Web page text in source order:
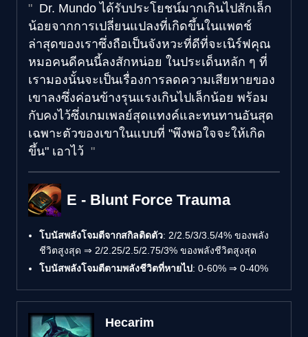
Dr. Mundo ได้รับประโยชน์มากเกินไปสักเล็ก
น้อยจากการเปลี่ยนแปลงที่เกิดขึ้นในแพตช์
ล่าสุดของเราซึ่งถือเป็นจังหวะที่ดีที่จะเนิร์ฟคุณ
หมอคนดีคนนี้ลงสักหน่อย ในประเด็นหลัก ๆ ที่
เรามองนั้นจะเป็นเรื่องการลดความเสียหายของ
เขาลงซึ่งค่อนข้างรุนแรงเกินไปเล็กน้อย พร้อม
กับคงไว้ซึ่งเกมเพลย์สุดแทงค์และทนทานอันสุด
เฉพาะตัวของเขาในแบบที่ "พึงพอใจจะให้เกิด
ขึ้น" เอาไว้
E - Blunt Force Trauma
โบนัสพลังโจมตีจากสกิลติดตัว: 2/2.5/3/3.5/4% ของพลัง
ชีวิตสูงสุด ⇒ 2/2.25/2.5/2.75/3% ของพลังชีวิตสูงสุด
โบนัสพลังโจมตีตามพลังชีวิตที่หายไป: 0-60% ⇒ 0-40%
Hecarim